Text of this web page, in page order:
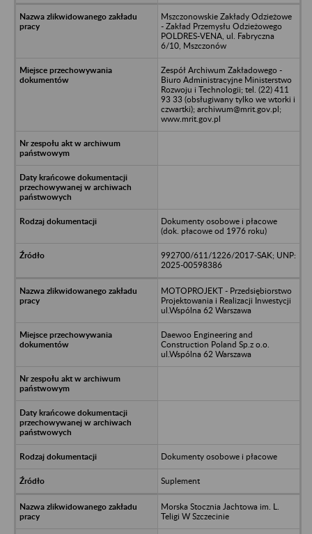
Mszczonowskie Zakłady Odzieżowe
- Zakład Przemysłu Odzieżowego
POLDRES-VENA, ul. Fabryczna
6/10, Mszczonów
Zespół Archiwum Zakładowego -
Biuro Administracyjne Ministerstwo
Rozwoju i Technologii; tel. (22) 411
93 33 (obsługiwany tylko we wtorki i
czwartki); archiwum@mrit.gov.pl;
www.mrit.gov.pl
Dokumenty osobowe i płacowe
(dok. płacowe od 1976 roku)
992700/611/1226/2017-SAK; UNP:
2025-00598386
MOTOPROJEKT - Przedsiębiorstwo
Projektowania i Realizacji Inwestycji
ul.Wspólna 62 Warszawa
Daewoo Engineering and
Construction Poland Sp.z o.o.
ul.Wspólna 62 Warszawa
Dokumenty osobowe i płacowe
Suplement
Morska Stocznia Jachtowa im. L.
Teligi W Szczecinie